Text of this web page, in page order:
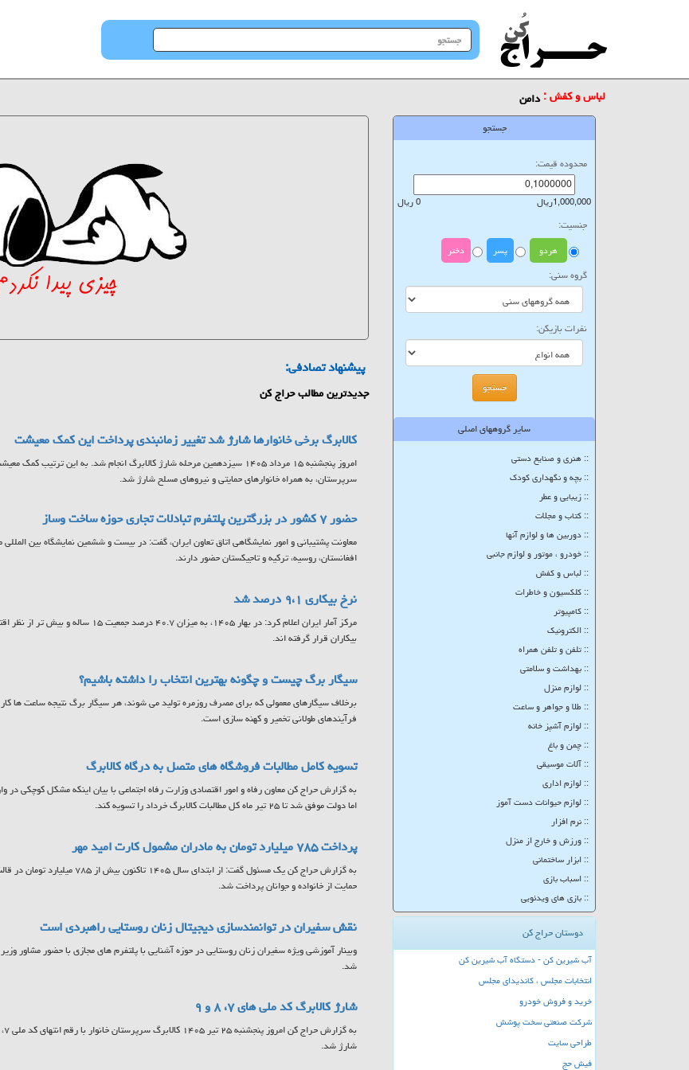
جستجو
در
لباس و کفش :دامن
جستجو
محدوده قیمت:
1,000,000ریال 0 ریال
جنسیت:
هردو پسر دختر
گروه سنی:
نفرات بازیکن:
سایر گروههای اصلی
:: هنری و صنایع دستی
:: بچه و نگهداری کودک
:: زیبایی و عطر
:: کتاب و مجلات
:: دوربین ها و لوازم آنها
:: خودرو ، موتور و لوازم جانبی
:: لباس و کفش
:: کلکسیون و خاطرات
:: کامپیوتر
:: الکترونیک
:: تلفن و تلفن همراه
:: بهداشت و سلامتی
:: لوازم منزل
:: طلا و جواهر و ساعت
:: لوازم آشپز خانه
:: چمن و باغ
:: آلات موسیقی
:: لوازم اداری
:: لوازم حیوانات دست آموز
:: نرم افزار
:: ورزش و خارج از منزل
:: ابزار ساختمانی
:: اسباب بازی
:: بازی های ویدئویی
دوستان حراج کن
آب شیرین کن - دستگاه آب شیرین کن
انتخابات مجلس ، کاندیدای مجلس
خرید و فروش خودرو
شرکت صنعتی سخت پوشش
طراحی سایت
فیش حج
پیشنهاد تصادفی:
جدیدترین مطالب حراج کن
کالابرگ برخی خانوارها شارژ شد تغییر زمانبندی پرداخت این کمک معیشت
سرپرستان، به همراه خانوارهای حمایتی و نیروهای مسلح شارژ شد.
حضور ۷ کشور در بزرگترین پلتفرم تبادلات تجاری حوزه ساخت وساز
افغانستان، روسیه، ترکیه و تاجیکستان حضور دارند.
نرخ بیکاری ۹،۱ درصد شد
مرکز آمار ایران اعلام کرد: در بهار ۱۴۰۵، به
بیکاران قرار گرفته اند.
سیگار برگ چیست و چگونه بهترین انتخاب را داشته باشیم؟
برخلاف سیگارهای معمولی که برای مصرف روزمره تولید می شوند، هر سیگار برگ نتیجه ساعت ها
فرآیندهای طولانی تخمیر و کهنه سازی است.
تسویه کامل مطالبات فروشگاه های متصل به درگاه کالابرگ
به گزارش حراج کن معاون رفاه و امور اقتصادی وزارت رفاه اجتماعی با بیان اینکه مشکل کوچکی در
اما دولت موفق شد تا ۲۵ تیر ماه کل مطالبات کالابرگ خرداد را تسویه کند.
پرداخت ۷۸۵ میلیارد تومان به مادران مشمول کارت امید مهر
به گزارش حراج کن یک مسئول گفت: از
حمایت از خانواده و جوانان پرداخت شد.
نقش سفیران در توانمندسازی دیجیتال زنان روستایی راهبردی است
وبینار آموزشی ویژه سفیران زنان روستایی در حوزه آشنایی با پلتفرم های مجازی با حضور مشاور
شد.
شارژ کالابرگ کد ملی های ۷، ۸ و ۹
شارژ شد.